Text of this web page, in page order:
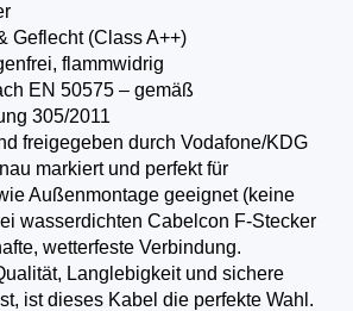
Geflecht (Class A++)
flammwidrig
EN 50575 – gemäß
305/2011
freigegeben durch Vodafone/KDG
markiert und perfekt für
Außenmontage geeignet (keine
wasserdichten Cabelcon F-Stecker
wetterfeste Verbindung.
Langlebigkeit und sichere
ist dieses Kabel die perfekte Wahl.